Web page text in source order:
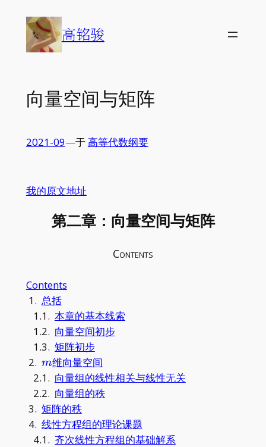
content
高铭骏
向量空间与矩阵
2021-09—于高等代数纲要
我的原文地址
第二章：向量空间与矩阵
Contents
Contents
1. 总括
1.1. 本章的基本线索
1.2. 向量空间初步
1.3. 矩阵初步
2. m
m维向量空间
2.1. 向量组的线性相关与线性无关
2.2. 向量组的秩
3. 矩阵的秩
4. 线性方程组的理论课题
4.1. 齐次线性方程组的基础解系